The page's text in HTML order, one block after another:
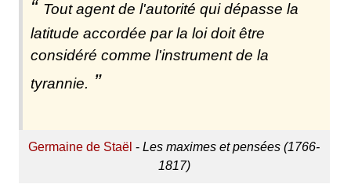
Tout agent de l'autorité qui dépasse la
latitude accordée par la loi doit être
considéré comme l'instrument de la
tyrannie.
Germaine de Staël -Les maximes et pensées (1766-
1817)